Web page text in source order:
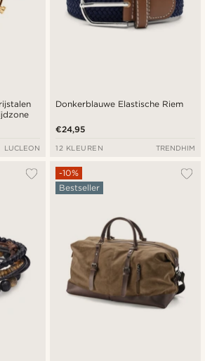
LUCLEON
Donkerblauwe Elastische Riem
€24,95
12 KLEUREN TRENDHIM
-10%
Bestseller